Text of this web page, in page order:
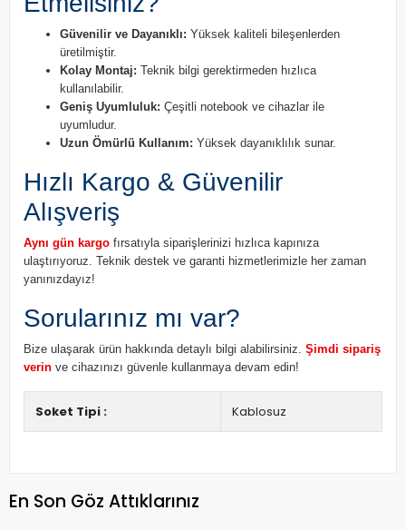
Güvenilir ve Dayanıklı: Yüksek kaliteli bileşenlerden
üretilmiştir.
Kolay Montaj: Teknik bilgi gerektirmeden hızlıca
kullanılabilir.
Geniş Uyumluluk: Çeşitli notebook ve cihazlar ile
uyumludur.
Uzun Ömürlü Kullanım: Yüksek dayanıklılık sunar.
Hızlı Kargo & Güvenilir
Alışveriş
Aynı gün kargo fırsatıyla siparişlerinizi hızlıca kapınıza
ulaştırıyoruz. Teknik destek ve garanti hizmetlerimizle her zaman
yanınızdayız!
Sorularınız mı var?
Bize ulaşarak ürün hakkında detaylı bilgi alabilirsiniz. Şimdi sipariş
verin ve cihazınızı güvenle kullanmaya devam edin!
Soket Tipi : Kablosuz
En Son Göz Attıklarınız